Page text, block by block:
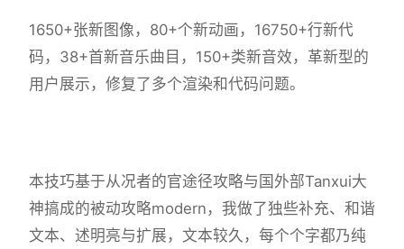
1650+张新图像，80+个新动画，16750+行新代
码，38+首新音乐曲目，150+类新音效，革新型的
用户展示，修复了多个渲染和代码问题。
本技巧基于从况者的官途径攻略与国外部Tanxui大
神搞成的被动攻略modern，我做了独些补充、和谐
文本、述明亮与扩展，文本较久，每个个字都乃纯